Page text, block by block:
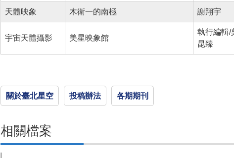
天體映象 木衛一的南極 謝翔宇
宇宙天體攝影 美星映象館
執行編輯/
昆臻
關於臺北星空 投稿辦法 各期期刊
相關檔案